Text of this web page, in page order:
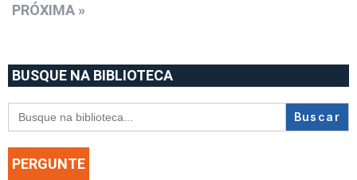
PRÓXIMA »
BUSQUE NA BIBLIOTECA
Search
for:
PERGUNTE